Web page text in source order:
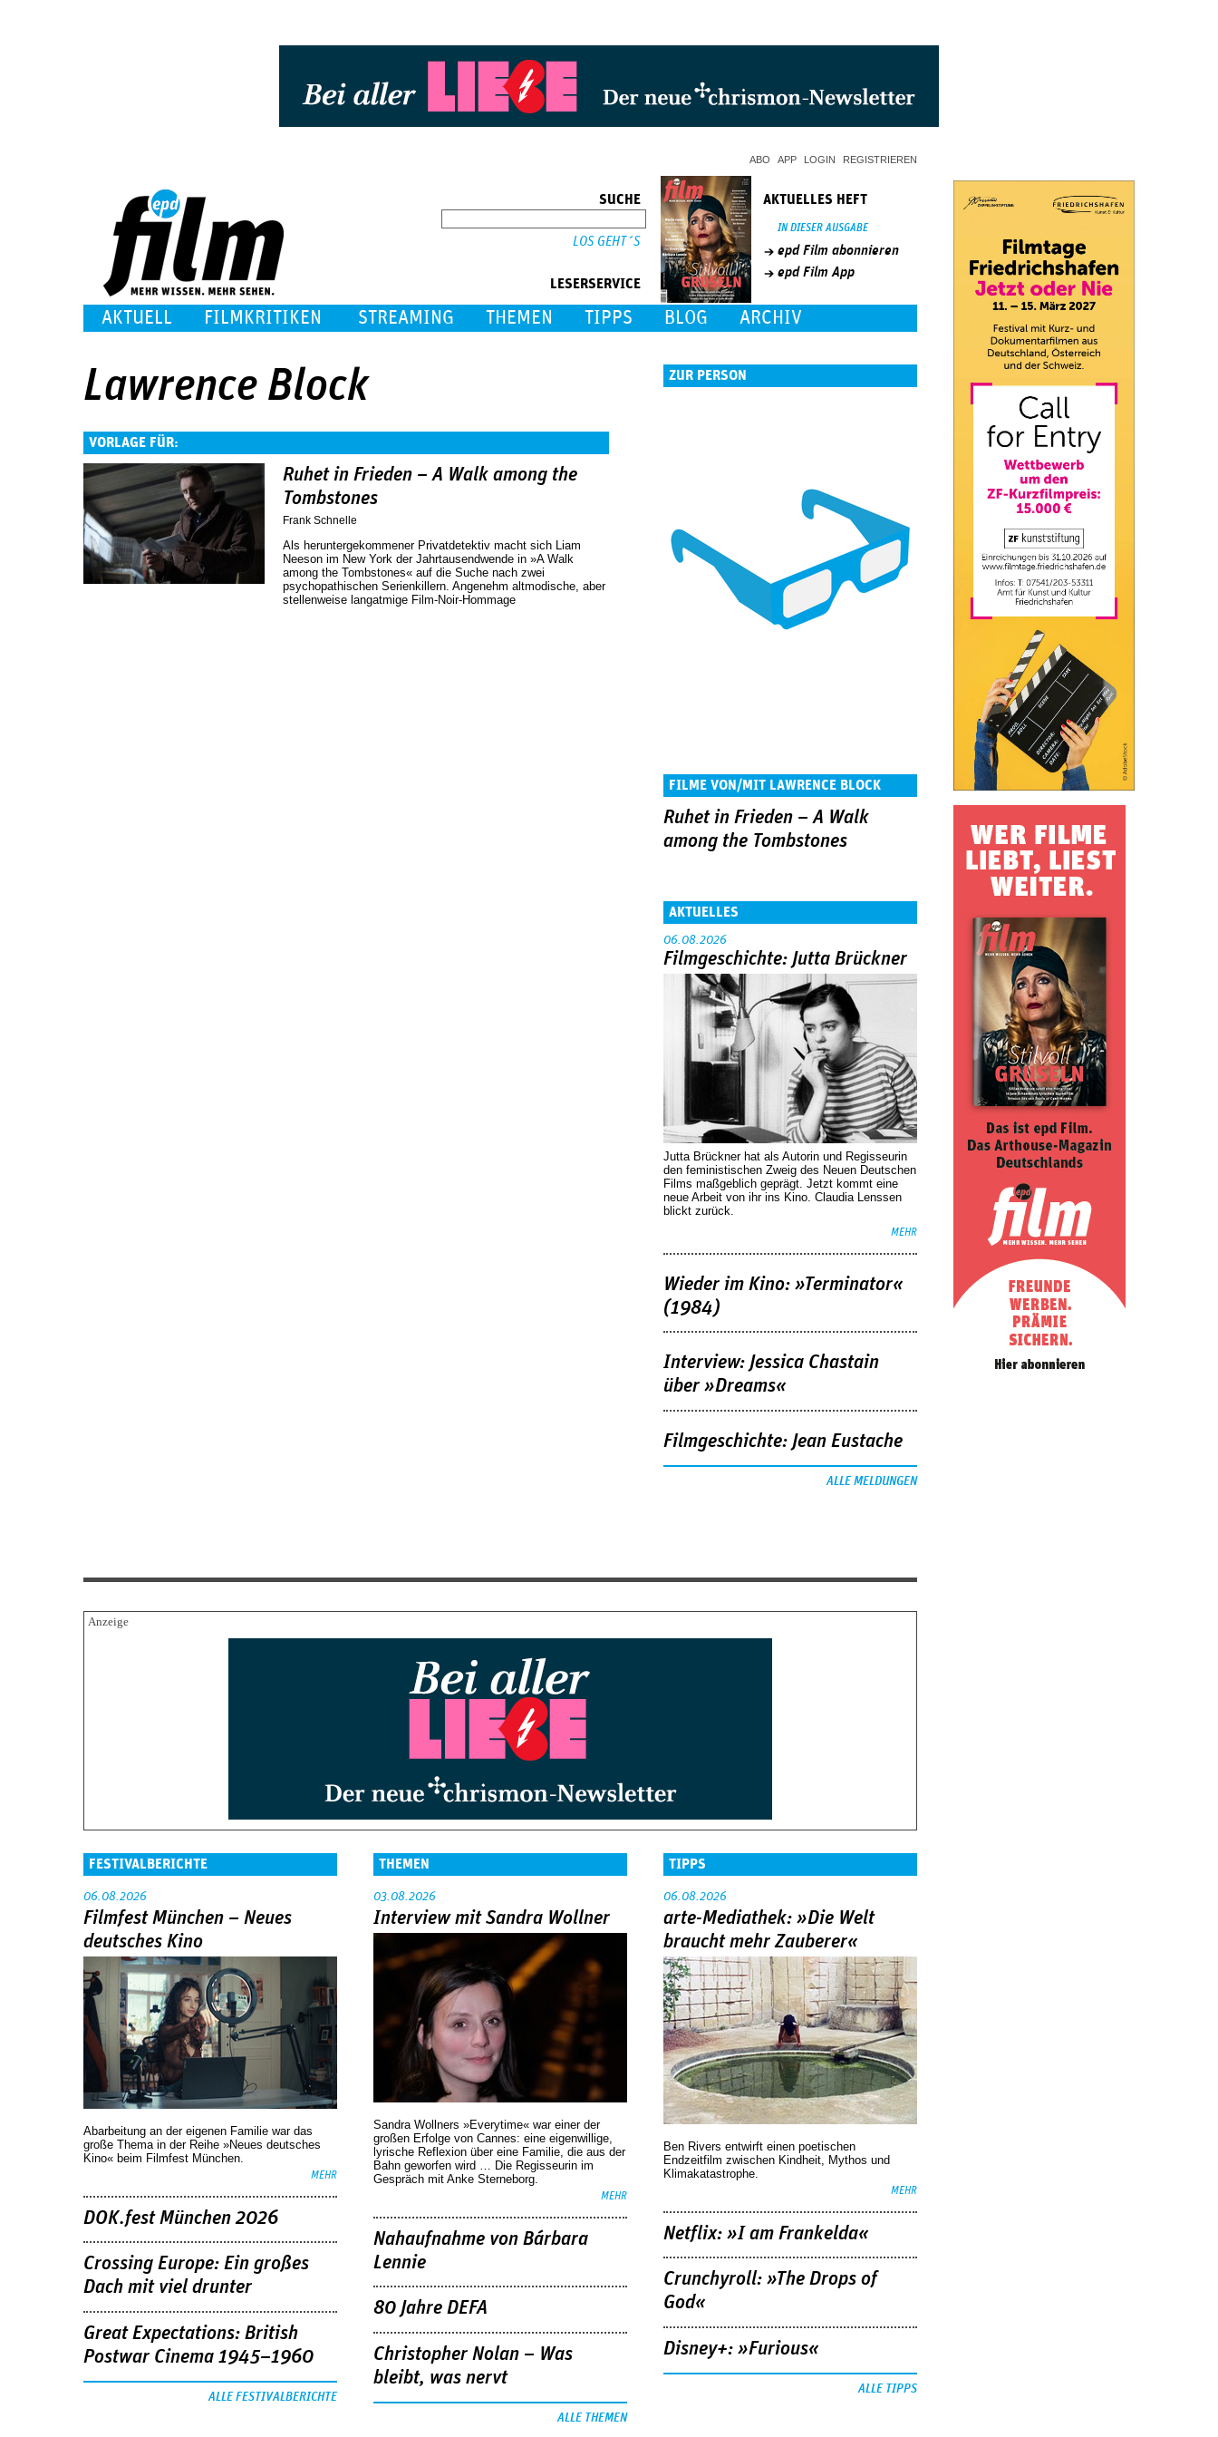
ABO APP LOGIN REGISTRIEREN
SUCHE
LESERSERVICE
AKTUELLES HEFT
IN DIESER AUSGABE
epd Film abonnieren
epd Film App
AKTUELL FILMKRITIKEN STREAMING THEMEN TIPPS BLOG ARCHIV
Lawrence Block
VORLAGE FÜR:
Ruhet in Frieden – A Walk among the
Tombstones
Frank Schnelle
Als heruntergekommener Privatdetektiv macht sich Liam
Neeson im New York der Jahrtausendwende in »A Walk
among the Tombstones« auf die Suche nach zwei
psychopathischen Serienkillern. Angenehm altmodische, aber
stellenweise langatmige Film-Noir-Hommage
ZUR PERSON
FILME VON/MIT LAWRENCE BLOCK
Ruhet in Frieden – A Walk
among the Tombstones
AKTUELLES
06.08.2026
Filmgeschichte: Jutta Brückner
Jutta Brückner hat als Autorin und Regisseurin
den feministischen Zweig des Neuen Deutschen
Films maßgeblich geprägt. Jetzt kommt eine
neue Arbeit von ihr ins Kino. Claudia Lenssen
blickt zurück.
MEHR
Wieder im Kino: »Terminator«
(1984)
Interview: Jessica Chastain
über »Dreams«
Filmgeschichte: Jean Eustache
ALLE MELDUNGEN
FESTIVALBERICHTE
06.08.2026
Filmfest München – Neues
deutsches Kino
Abarbeitung an der eigenen Familie war das
große Thema in der Reihe »Neues deutsches
Kino« beim Filmfest München.
MEHR
DOK.fest München 2026
Crossing Europe: Ein großes
Dach mit viel drunter
Great Expectations: British
Postwar Cinema 1945–1960
ALLE FESTIVALBERICHTE
THEMEN
03.08.2026
Interview mit Sandra Wollner
Sandra Wollners »Everytime« war einer der
großen Erfolge von Cannes: eine eigenwillige,
lyrische Reflexion über eine ­Familie, die aus der
Bahn geworfen wird … Die Regisseurin im
Gespräch mit Anke Sterneborg.
MEHR
Nahaufnahme von Bárbara
Lennie
80 Jahre DEFA
Christopher Nolan – Was
bleibt, was nervt
ALLE THEMEN
TIPPS
06.08.2026
arte-Mediathek: »Die Welt
braucht mehr Zauberer«
Ben Rivers entwirft einen poetischen
Endzeitfilm zwischen Kindheit, Mythos und
Klimakatastrophe.
MEHR
Netflix: »I am Frankelda«
Crunchyroll: »The Drops of
God«
Disney+: »Furious«
ALLE TIPPS